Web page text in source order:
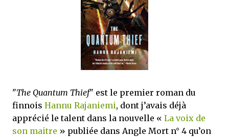
que Thomas connaissait et appréciait Olivier. Marlowe découvre une ville qu’il
ne connaissait pas, habitée par la méfiance, la peur et le rigorisme de la Ligue,
une ville pleine de mystères et de vieilles rancœurs. La Dame d...
"The Quantum Thief" est le premier roman du
finnois Hannu Rajaniemi, dont j’avais déjà
apprécié le talent dans la nouvelle « La voix de
son maitre » publiée dans Angle Mort n° 4 qu’on